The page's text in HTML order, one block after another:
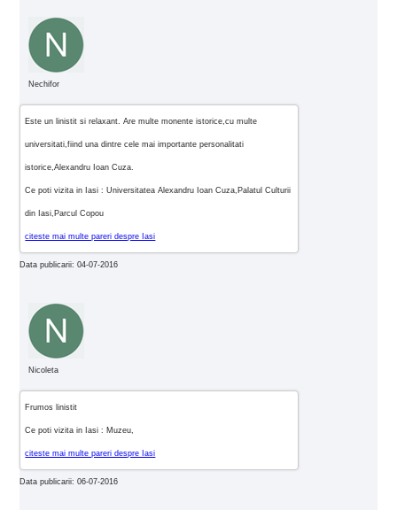
Nechifor
Este un linistit si relaxant. Are multe monente istorice,cu multe
universitati,fiind una dintre cele mai importante personalitati
istorice,Alexandru Ioan Cuza.
Ce poti vizita in Iasi : Universitatea Alexandru Ioan Cuza,Palatul Culturii
din Iasi,Parcul Copou
citeste mai multe pareri despre Iasi
Data publicarii: 04-07-2016
Nicoleta
Frumos linistit
Ce poti vizita in Iasi : Muzeu,
citeste mai multe pareri despre Iasi
Data publicarii: 06-07-2016